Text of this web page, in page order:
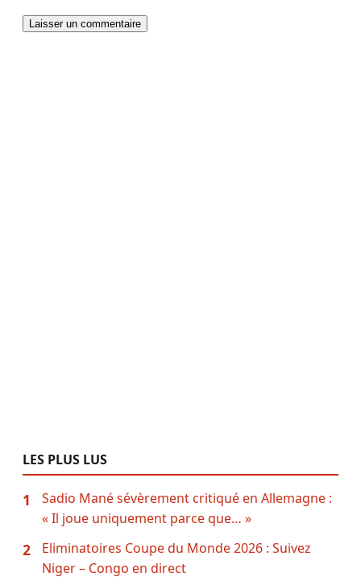
LES PLUS LUS
1
Sadio Mané sévèrement critiqué en Allemagne :
« Il joue uniquement parce que… »
2
Eliminatoires Coupe du Monde 2026 : Suivez
Niger – Congo en direct